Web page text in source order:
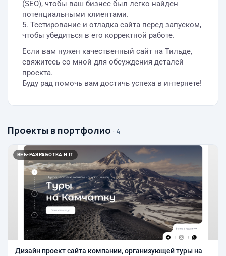
(SEO), чтобы ваш бизнес был легко найден
потенциальными клиентами.
5. Тестирование и отладка сайта перед запуском,
чтобы убедиться в его корректной работе.
Если вам нужен качественный сайт на Тильде,
свяжитесь со мной для обсуждения деталей
проекта.
Буду рад помочь вам достичь успеха в интернете!
Проекты в портфолио · 4
ВЕБ-РАЗРАБОТКА И IT
Дизайн проект сайта компании, организующей туры на